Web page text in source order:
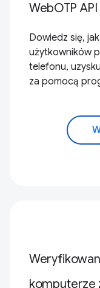
WebOTP API
Dowiedz się,
użytkowników
telefonu,
za pomocą
komputerze